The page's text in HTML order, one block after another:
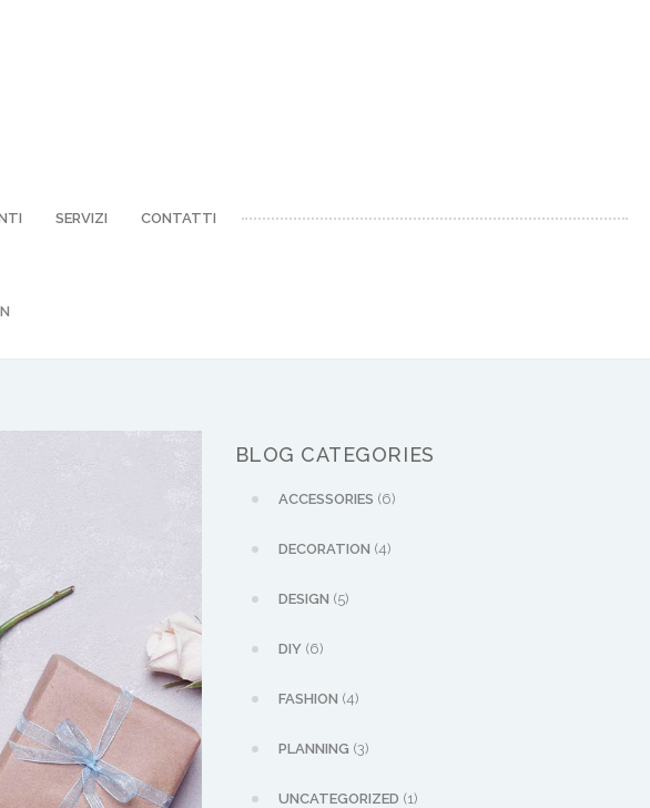
SERVIZI CONTATTI
BLOG CATEGORIES
ACCESSORIES (6)
DECORATION (4)
DESIGN (5)
DIY(6)
FASHION (4)
PLANNING (3)
UNCATEGORIZED (1)